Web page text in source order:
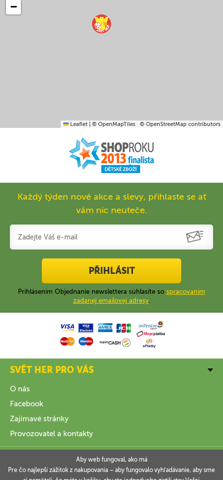
−
Leaflet © OpenMapTiles © OpenStreetMap contributors
Každý týden nové akce a slevy, přihlaste se ať
vám nic neuteče.
PŘIHLÁSIT
Prihlásením Objednanie newslettera súhlasíte so spracovaním
zadanej emailovej adresy.
SVĚT HER PRO VÁS
O nás
Facebook
Zajímavé stránky
Provozovatel a kontakty
Aby web fungoval, ako má
Pre čo najlepší zážitok z nakupovania – aby fungovalo vyhľadávanie, aby sme